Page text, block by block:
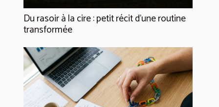
Du rasoir à la cire : petit récit d’une routine
transformée